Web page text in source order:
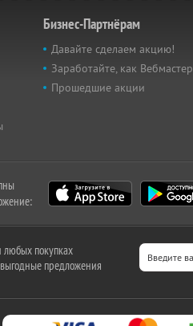
Бизнес-Партнёрам
Давайте сделаем акцию!
Заработайте, как Вебмастер
Прошедшие акции
покупках
предложения